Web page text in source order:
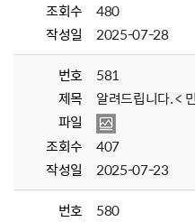
조회수
480
작성일
2025-07-28
번호
581
제목
알려드립니다. <
파일
조회수
407
작성일
2025-07-23
번호
580